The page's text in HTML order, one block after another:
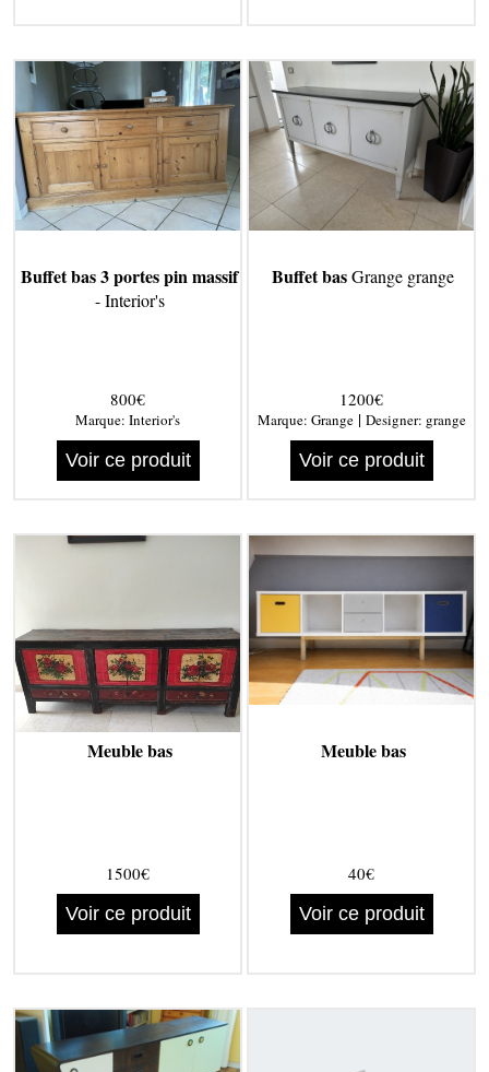
Buffet bas 3 portes pin massif
- Interior's
800€
Marque: Interior's
Voir ce produit
Buffet basGrange grange
1200€
Marque: Grange| Designer: grange
Voir ce produit
Meuble bas
1500€
Voir ce produit
Meuble bas
40€
Voir ce produit